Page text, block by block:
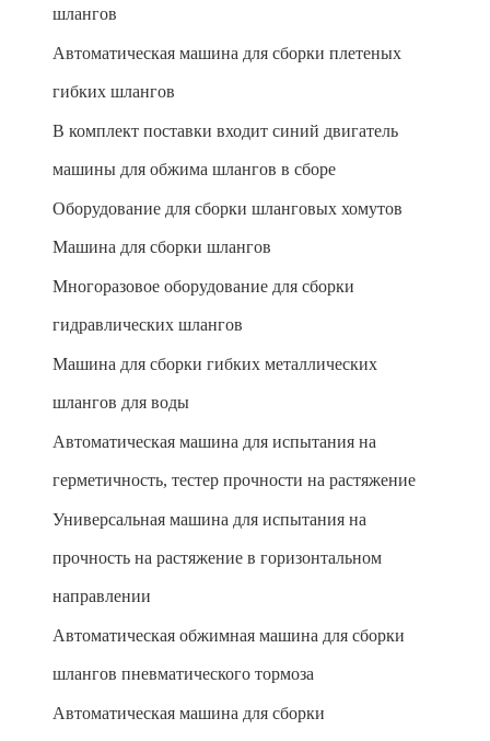
шлангов
Автоматическая машина для сборки плетеных
гибких шлангов
В комплект поставки входит синий двигатель
машины для обжима шлангов в сборе
Оборудование для сборки шланговых хомутов
Машина для сборки шлангов
Многоразовое оборудование для сборки
гидравлических шлангов
Машина для сборки гибких металлических
шлангов для воды
Автоматическая машина для испытания на
герметичность, тестер прочности на растяжение
Универсальная машина для испытания на
прочность на растяжение в горизонтальном
направлении
Автоматическая обжимная машина для сборки
шлангов пневматического тормоза
Автоматическая машина для сборки